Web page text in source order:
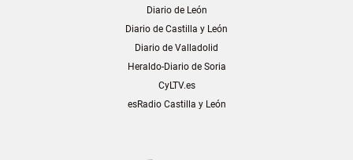
Diario de León
Diario de Castilla y León
Diario de Valladolid
Heraldo-Diario de Soria
CyLTV.es
esRadio Castilla y León